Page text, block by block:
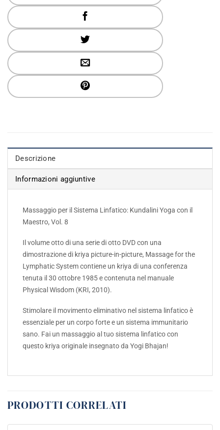
Descrizione
Informazioni aggiuntive
Massaggio per il Sistema Linfatico: Kundalini Yoga con il
Maestro, Vol. 8
Il volume otto di una serie di otto DVD con una
dimostrazione di kriya picture-in-picture, Massage for the
Lymphatic System contiene un kriya di una conferenza
tenuta il 30 ottobre 1985 e contenuta nel manuale
Physical Wisdom (KRI, 2010).
Stimolare il movimento eliminativo nel sistema linfatico è
essenziale per un corpo forte e un sistema immunitario
sano. Fai un massaggio al tuo sistema linfatico con
questo kriya originale insegnato da Yogi Bhajan!
PRODOTTI CORRELATI